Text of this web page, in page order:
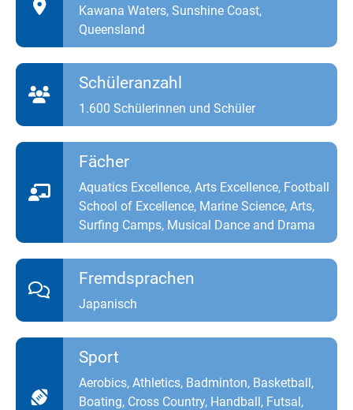
Kawana Waters, Sunshine Coast,
Queensland
Schüleranzahl
1.600 Schülerinnen und Schüler
Fächer
Aquatics Excellence, Arts Excellence, Football
School of Excellence, Marine Science, Arts,
Surfing Camps, Musical Dance and Drama
Fremdsprachen
Japanisch
Sport
Aerobics, Athletics, Badminton, Basketball,
Boating, Cross Country, Handball, Futsal,